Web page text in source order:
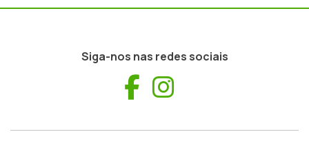
Siga-nos nas redes sociais
Facebook